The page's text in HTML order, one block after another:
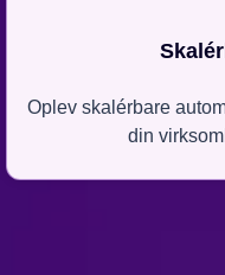
Oplev skalérbare
din